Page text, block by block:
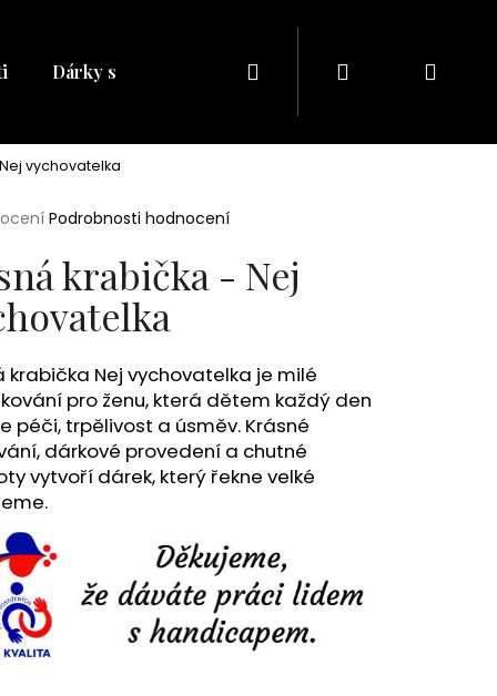
Dárky s naším potiskem Dárkové balíčky
Přihlášení
vychovatelka
Podrobnosti hodnocení
krabička - Nej
krabička Nej vychovatelka je milé
pro ženu, která dětem každý den
péči, trpělivost a úsměv. Krásné
dárkové provedení a chutné
vytvoří dárek, který řekne velké
Následující